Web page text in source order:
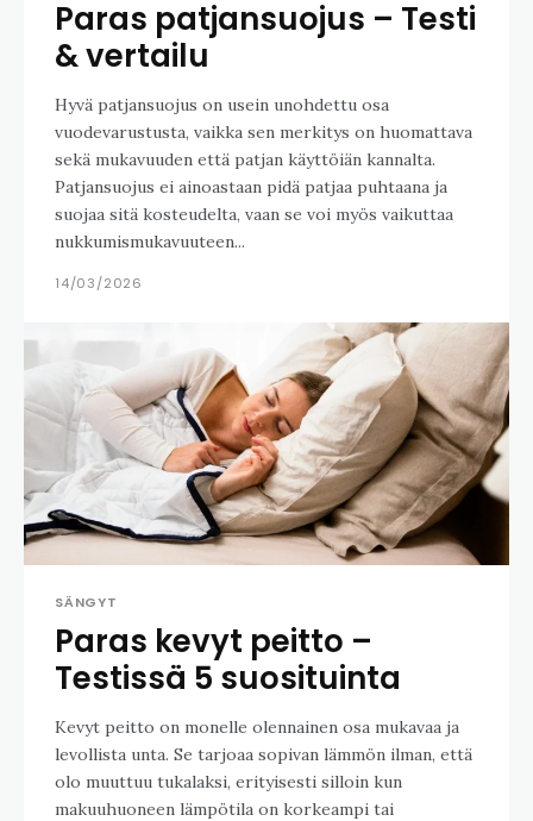
Paras patjansuojus – Testi
& vertailu
Hyvä patjansuojus on usein unohdettu osa
vuodevarustusta, vaikka sen merkitys on huomattava
sekä mukavuuden että patjan käyttöiän kannalta.
Patjansuojus ei ainoastaan pidä patjaa puhtaana ja
suojaa sitä kosteudelta, vaan se voi myös vaikuttaa
nukkumismukavuuteen...
14/03/2026
SÄNGYT
Paras kevyt peitto –
Testissä 5 suosituinta
Kevyt peitto on monelle olennainen osa mukavaa ja
levollista unta. Se tarjoaa sopivan lämmön ilman, että
olo muuttuu tukalaksi, erityisesti silloin kun
makuuhuoneen lämpötila on korkeampi tai